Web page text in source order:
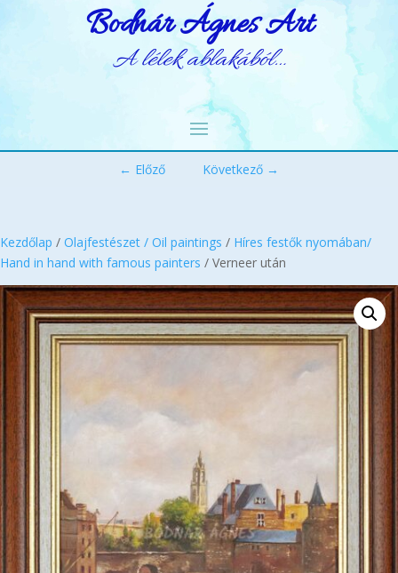
Bodnár Ágnes Art
A lélek ablakából…
Következő →
← Előző
Kezdőlap / Olajfestészet / Oil paintings / Híres festők nyomában/
Hand in hand with famous painters / Verneer után